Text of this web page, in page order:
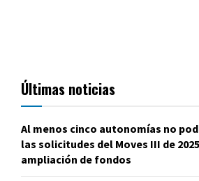
Últimas noticias
Al menos cinco autonomías no
las solicitudes del Moves III de
ampliación de fondos